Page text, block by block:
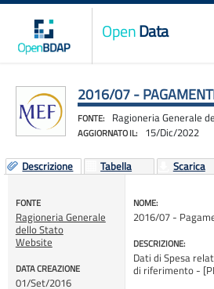
OpenData
2016/07 -
FONTE: Ragioneria Generale
AGGIORNATO IL: 15/Dic/2022
Descrizione Tabella Scarica
FONTE
Ragioneria Generale
dello Stato
Website
DATA CREAZIONE
01/Set/2016
NOME:
2016/07 -
DESCRIZIONE:
Dati di Spesa
di riferimento -